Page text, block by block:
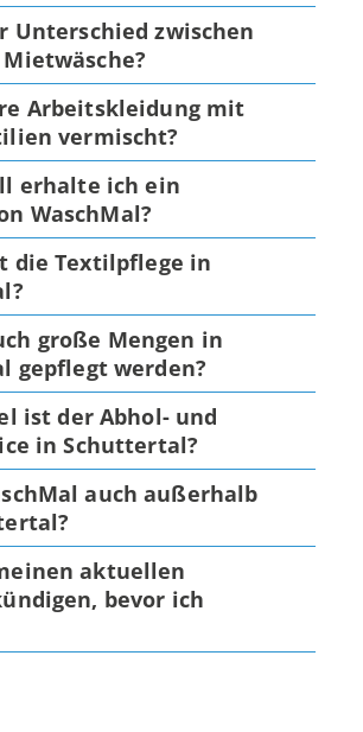
Unterschied zwischen
Arbeitskleidung mit
vermischt?
erhalte ich ein
WaschMal?
die Textilpflege in
große Mengen in
gepflegt werden?
ist der Abhol- und
in Schuttertal?
auch außerhalb
aktuellen
bevor ich